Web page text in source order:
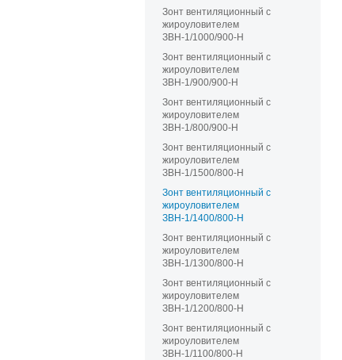
Зонт вентиляционный с
жироуловителем
ЗВН-1/1000/900-Н
Зонт вентиляционный с
жироуловителем
ЗВН-1/900/900-Н
Зонт вентиляционный с
жироуловителем
ЗВН-1/800/900-Н
Зонт вентиляционный с
жироуловителем
ЗВН-1/1500/800-Н
Зонт вентиляционный с
жироуловителем
ЗВН-1/1400/800-Н
Зонт вентиляционный с
жироуловителем
ЗВН-1/1300/800-Н
Зонт вентиляционный с
жироуловителем
ЗВН-1/1200/800-Н
Зонт вентиляционный с
жироуловителем
ЗВН-1/1100/800-Н